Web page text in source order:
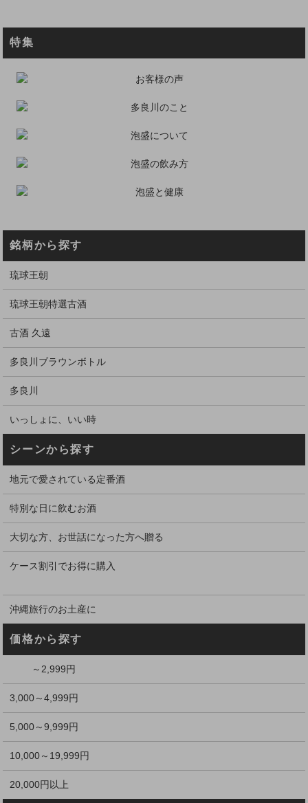
特集
銘柄から探す
琉球王朝
琉球王朝特選古酒
古酒 久遠
多良川ブラウンボトル
多良川
いっしょに、いい時
シーンから探す
地元で愛されている定番酒
特別な日に飲むお酒
大切な方、お世話になった方へ贈る
ケース割引でお得に購入
沖縄旅行のお土産に
価格から探す
～2,999円
3,000～4,999円
5,000～9,999円
10,000～19,999円
20,000円以上